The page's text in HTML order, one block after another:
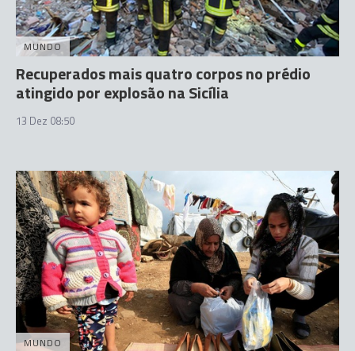
MUNDO
Recuperados mais quatro corpos no prédio
atingido por explosão na Sicília
13 Dez 08:50
MUNDO